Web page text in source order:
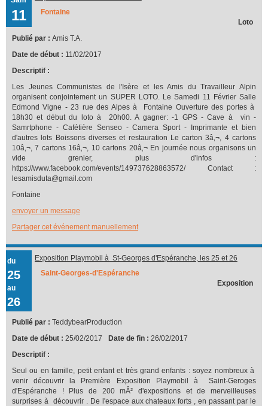
11
Fontaine
Loto
Publié par : Amis T.A.
Date de début : 11/02/2017
Descriptif :
Les Jeunes Communistes de l'Isère et les Amis du Travailleur Alpin
organisent conjointement un SUPER LOTO. Le Samedi 11 Février Salle
Edmond Vigne - 23 rue des Alpes à Fontaine Ouverture des portes à
18h30 et début du loto à 20h00. A gagner: -1 GPS - Cave à vin -
Samrtphone - Cafétière Senseo - Camera Sport - Imprimante et bien
d'autres lots Boissons diverses et restauration Le carton 3â‚¬, 4 cartons
10â‚¬, 7 cartons 16â‚¬, 10 cartons 20â‚¬ En journée nous organisons un
vide grenier, plus d'infos :
https://www.facebook.com/events/149737628863572/ Contact :
lesamisduta@gmail.com
Fontaine
envoyer un message
Partager cet événement manuellement
du
25
au
26
Exposition Playmobil à St-Georges d'Espéranche, les 25 et 26
février 2017 organisée par l'association cinématographique, La
Teddybear Production !!!
Saint-Georges-d'Espéranche
Exposition
Publié par : TeddybearProduction
Date de début : 25/02/2017 Date de fin : 26/02/2017
Descriptif :
Seul ou en famille, petit enfant et très grand enfants : soyez nombreux à
venir découvrir la Première Exposition Playmobil à Saint-Geroges
d'Espéranche ! Plus de 200 mÂ² d'expositions et de merveilleuses
surprises à découvrir . De l'espace aux chateaux forts , en passant par le